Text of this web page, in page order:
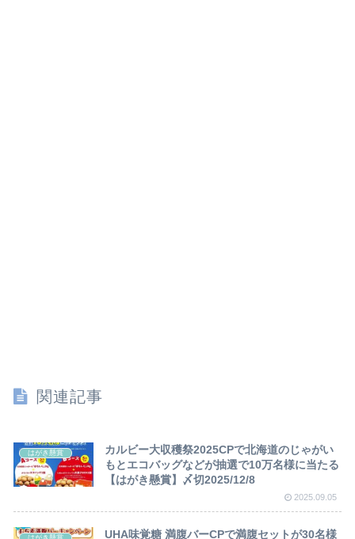
関連記事
はがき懸賞
カルビー大収穫祭2025CPで北海道のじゃがい
もとエコバッグなどが抽選で10万名様に当たる
【はがき懸賞】〆切2025/12/8
2025.09.05
はがき懸賞
UHA味覚糖 満腹バーCPで満腹セットが30名様